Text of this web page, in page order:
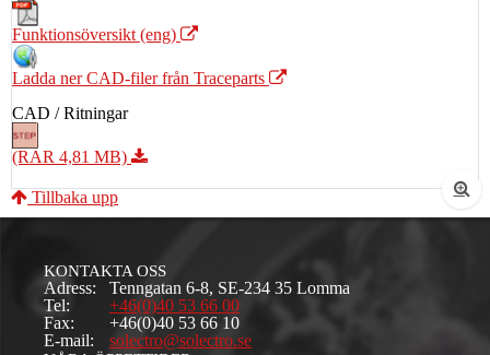
Funktionsöversikt (eng)
Ladda ner CAD-filer från Traceparts
CAD / Ritningar
(RAR 4,81 MB)
Tillbaka upp
KONTAKTA OSS
Adress:
Tenngatan 6-8, SE-234 35 Lomma
Tel:
+46(0)40 53 66 00
Fax:
+46(0)40 53 66 10
E-mail:
solectro@solectro.se